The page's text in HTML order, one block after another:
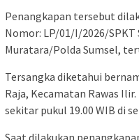
Penangkapan tersebut
Nomor: LP/01/I/2026/
Muratara/Polda Sumsel,
Tersangka diketahui
Raja, Kecamatan Rawas
sekitar pukul 19.00 WIB di